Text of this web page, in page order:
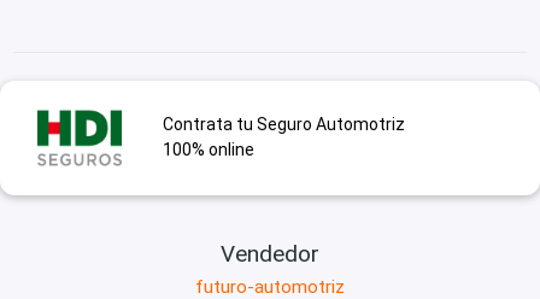
Contrata tu Seguro Automotriz
100% online
Vendedor
futuro-automotriz